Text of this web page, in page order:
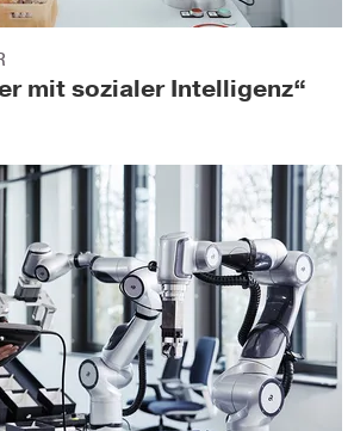
mit sozialer Intelligenz“